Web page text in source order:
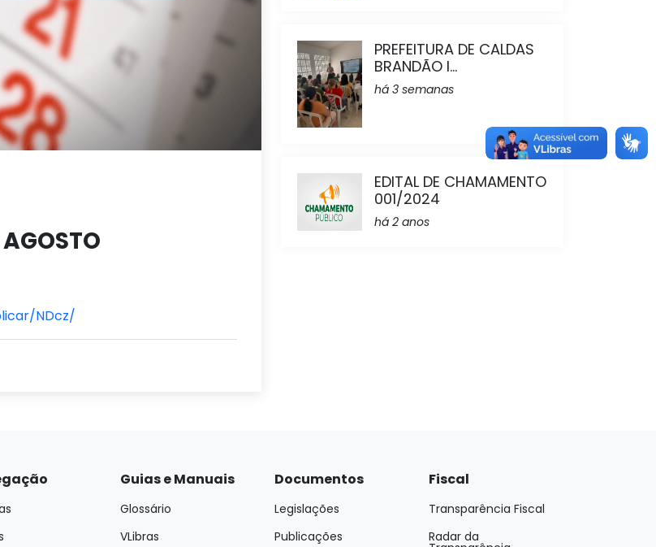
NDcz/
PREFEITURA DE CALDAS
BRANDÃO I...
há 3 semanas
EDITAL DE CHAMAMENTO
001/2024
há 2 anos
Guias e Manuais
Glossário
VLibras
Documentos
Legislações
Publicações
Fiscal
Transparência Fiscal
Radar da